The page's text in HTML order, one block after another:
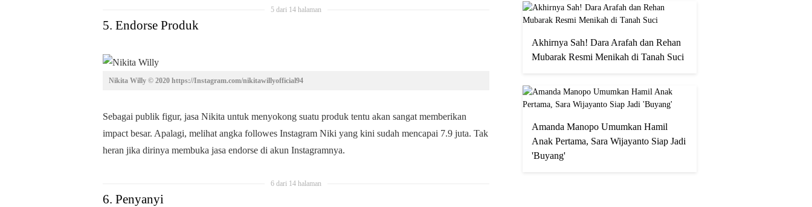
5 dari 14 halaman
5. Endorse Produk
Nikita Willy © 2020 https://Instagram.com/nikitawillyofficial94
Sebagai publik figur, jasa Nikita untuk menyokong suatu produk tentu akan sangat memberikan
impact besar. Apalagi, melihat angka followes Instagram Niki yang kini sudah mencapai 7.9 juta. Tak
heran jika dirinya membuka jasa endorse di akun Instagramnya.
6 dari 14 halaman
6. Penyanyi
Akhirnya Sah! Dara Arafah dan Rehan
Mubarak Resmi Menikah di Tanah Suci
Amanda Manopo Umumkan Hamil
Anak Pertama, Sara Wijayanto Siap Jadi
'Buyang'